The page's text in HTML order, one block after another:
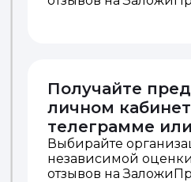
Получайте
личном
телеграмме
Выбирайте
независимой
отзывов на